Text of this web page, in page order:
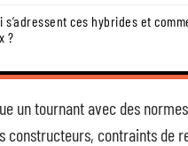
s’adressent ces hybrides et
?
un tournant avec des
constructeurs, contraints de